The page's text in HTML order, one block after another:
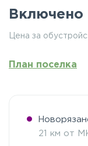
Включено
Цена за
План поселка
21 км от